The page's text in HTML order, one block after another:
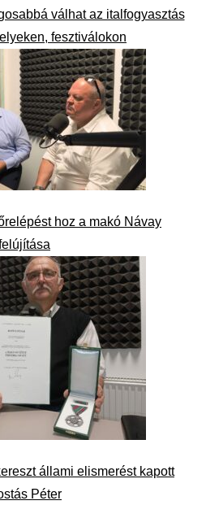
válhat az italfogyasztás
fesztiválokon
hoz a makó Návay
állami elismerést kapott
Péter